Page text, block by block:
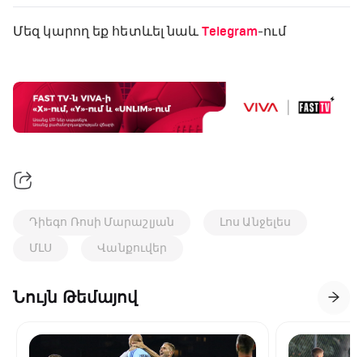
Մեզ կարող եք հետևել նաև Telegram-ում
Դիեգո Ռոսի Մարաշլյան
Լոս Անջելես
ՄԼՍ
Վանքուվեր
Նույն Թեմայով